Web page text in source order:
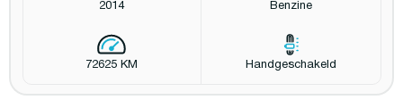
2014 Benzine
72625 KM Handgeschakeld